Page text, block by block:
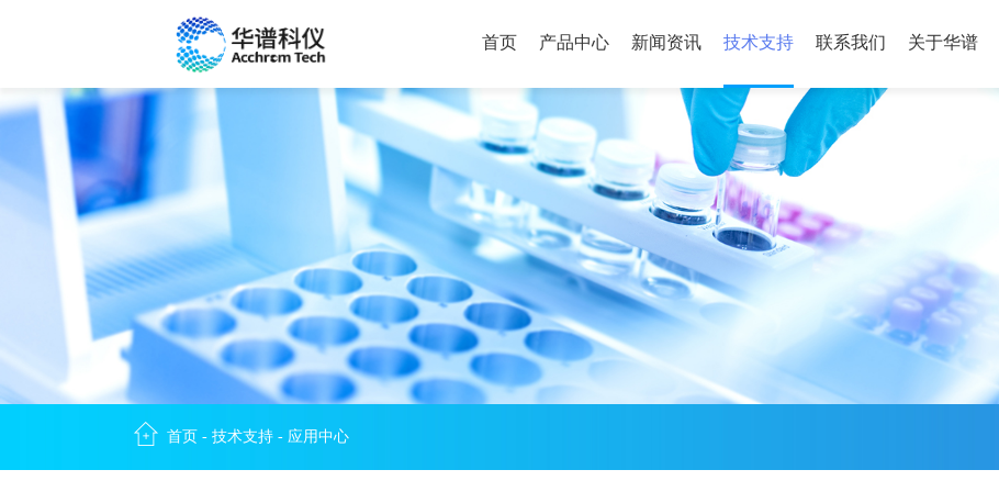
首页 产品中心 新闻资讯 技术支持 联系我们 关于华谱
首页 - 技术支持 - 应用中心